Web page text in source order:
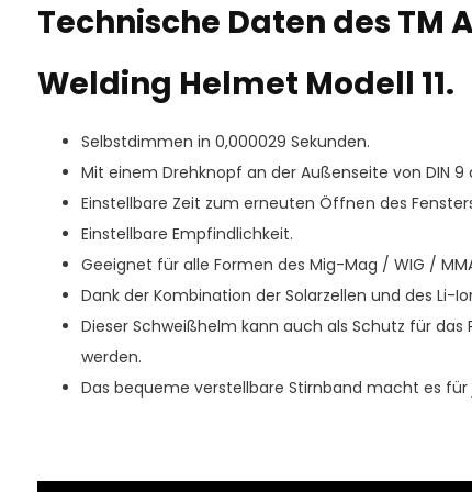
Technische Daten des TM
Welding Helmet Modell 11.
Selbstdimmen in 0,000029 Sekunden.
Mit einem Drehknopf an der Außenseite von DIN 9
Einstellbare Zeit zum erneuten Öffnen des
Einstellbare Empfindlichkeit.
Geeignet für alle Formen des Mig-Mag / WIG /
Dank der Kombination der Solarzellen und des Li-
Dieser Schweißhelm kann auch als Schutz für
werden.
Das bequeme verstellbare Stirnband macht es